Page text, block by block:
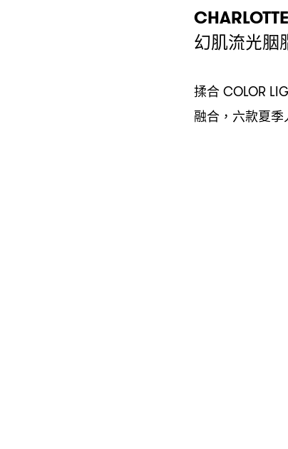
幻肌流光胭
揉合COLOR
融合 ， 六款夏